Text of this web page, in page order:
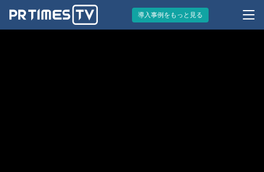
導入事例をもっと見る